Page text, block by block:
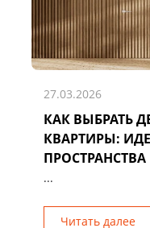
27.03.2026
КАК ВЫБРАТЬ
КВАРТИРЫ:
ПРОСТРАНСТВА
...
Читать далее